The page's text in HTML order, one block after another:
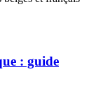
: guide